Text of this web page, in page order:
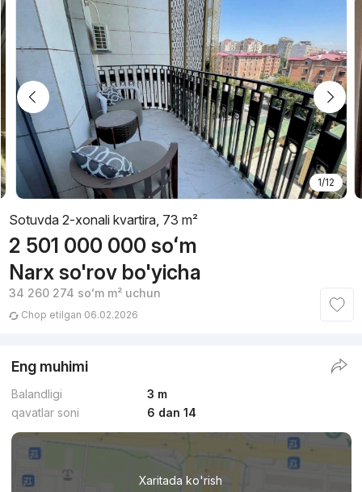
1/12
Sotuvda 2-xonali kvartira, 73 m²
2 501 000 000 soʻm
Narx so'rov bo'yicha
34 260 274 soʻmm² uchun
Chop etilgan 06.02.2026
Eng muhimi
Balandligi
3 m
qavatlar soni
6 dan 14
Xaritada ko'rish